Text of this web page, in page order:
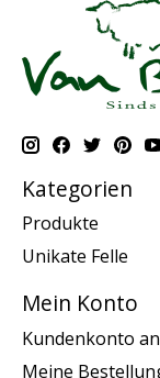
Kategorien
Produkte
Unikate Felle
Mein Konto
Kundenkonto
Meine